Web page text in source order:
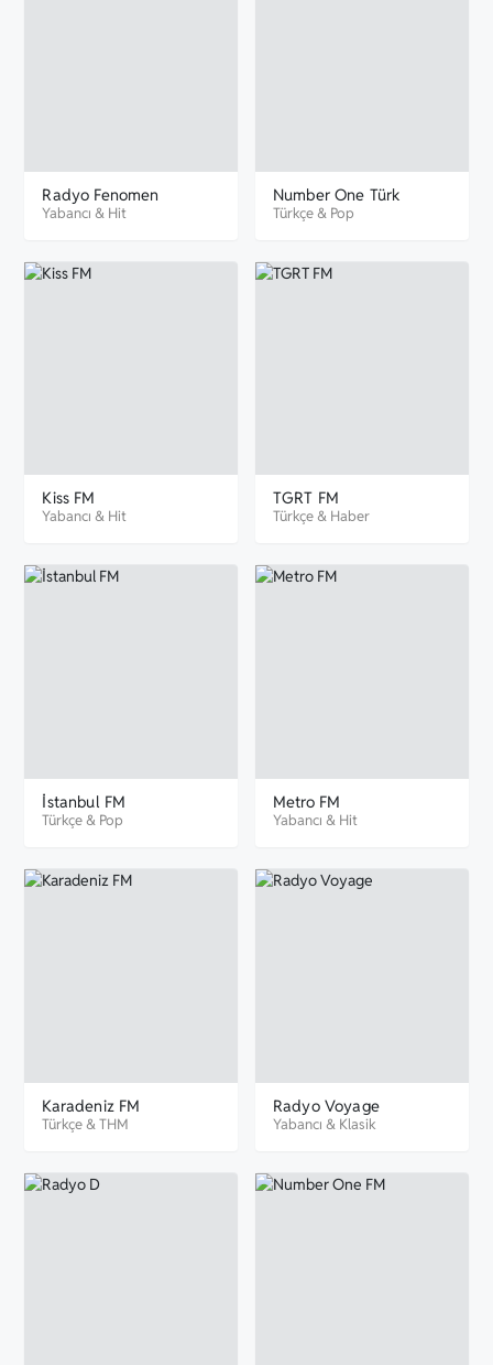
Radyo Fenomen
Yabancı & Hit
Number One Türk
Türkçe& Pop
Kiss FM
Yabancı & Hit
TGRT FM
Türkçe& Haber
İstanbul FM
Türkçe& Pop
Metro FM
Yabancı & Hit
Karadeniz FM
Türkçe&THM
Radyo Voyage
Yabancı & Klasik